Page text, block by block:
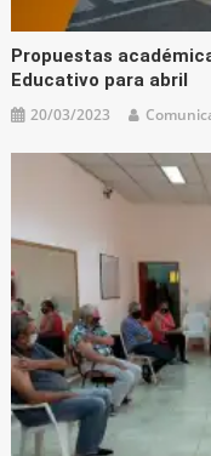
Propuestas
Educativo para abril
20/03/2023